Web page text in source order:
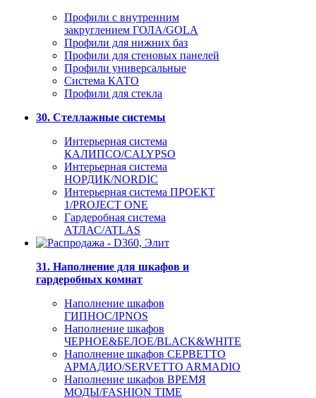
Профили с внутренним
закруглением ГОЛА/GOLA
Профили для нижних баз
Профили для стеновых панелей
Профили универсальные
Система КАТО
Профили для стекла
30. Стеллажные системы
Интерьерная система
КАЛИПСО/CALYPSO
Интерьерная система
НОРДИК/NORDIC
Интерьерная система ПРОЕКТ
1/PROJECT ONE
Гардеробная система
АТЛАС/ATLAS
31. Наполнение для шкафов и
гардеробных комнат
Наполнение шкафов
ГИПНОС/IPNOS
Наполнение шкафов
ЧЕРНОЕ&БЕЛОЕ/BLACK&WHITE
Наполнение шкафов СЕРВЕТТО
АРМАДИО/SERVETTO ARMADIO
Наполнение шкафов ВРЕМЯ
МОДЫ/FASHION TIME